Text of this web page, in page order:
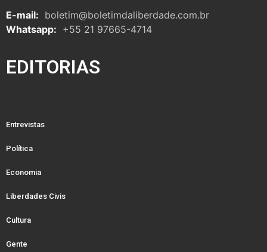
E-mail: boletim@boletimdaliberdade.com.br
Whatsapp: +55 21 97665-4714
EDITORIAS
Entrevistas
Política
Economia
Liberdades Civis
Cultura
Gente